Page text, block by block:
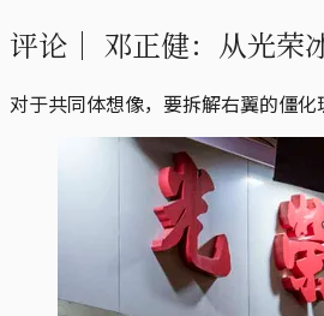
评论｜ 邓正健：从光
对于共同体想像，要拆解右翼的僵